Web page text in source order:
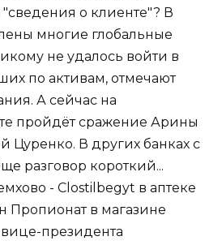
"сведения о клиенте"? В
многие глобальные
не удалось войти в
по активам, отмечают
А сейчас на
пройдёт сражение Арины
Цуренко. В других банках с
разговор короткий...
- Clostilbegyt в аптеке
Пропионат в магазине
президента